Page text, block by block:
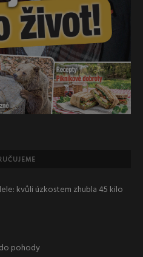
kvůli úzkostem zhubla 45 kilo
pohody